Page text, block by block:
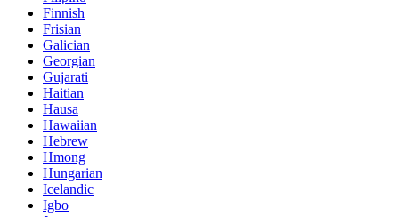
Finnish
Frisian
Galician
Georgian
Gujarati
Haitian
Hausa
Hawaiian
Hebrew
Hmong
Hungarian
Icelandic
Igbo